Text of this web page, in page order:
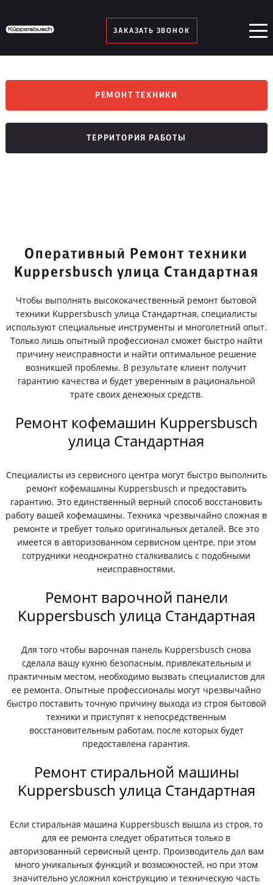
ЗАКАЗАТЬ ЗВОНОК
РЕМОНТ ТЕХНИКИ
ТЕРРИТОРИЯ РАБОТЫ
Оперативный Ремонт техники
Kuppersbusch улица Стандартная
Чтобы выполнять высококачественный ремонт бытовой
техники Kuppersbusch улица Стандартная, специалисты
используют специальные инструменты и многолетний опыт.
Только лишь опытный профессионал сможет быстро найти
причину неисправности и найти оптимальное решение
возникшей проблемы. В результате клиент получит
гарантию качества и будет уверенным в рациональной
трате своих денежных средств.
Ремонт кофемашин Kuppersbusch
улица Стандартная
Специалисты из сервисного центра могут быстро выполнить
ремонт кофемашины Kuppersbusch и предоставить
гарантию. Это единственный верный способ восстановить
работу вашей кофемашины. Техника чрезвычайно сложная в
ремонте и требует только оригинальных деталей. Все это
имеется в авторизованном сервисном центре, при этом
сотрудники неоднократно сталкивались с подобными
неисправностями.
Ремонт варочной панели
Kuppersbusch улица Стандартная
Для того чтобы варочная панель Kuppersbusch снова
сделала вашу кухню безопасным, привлекательным и
практичным местом, необходимо вызвать специалистов для
ее ремонта. Опытные профессионалы могут чрезвычайно
быстро поставить точную причину выхода из строя бытовой
техники и приступят к непосредственным
восстановительным работам, после которых будет
предоставлена гарантия.
Ремонт стиральной машины
Kuppersbusch улица Стандартная
Если стиральная машина Kuppersbusch вышла из строя, то
для ее ремонта следует обратиться только в
авторизованный сервисный центр. Производитель дал вам
много уникальных функций и возможностей, но при этом
значительно усложнил конструкцию и техническую часть